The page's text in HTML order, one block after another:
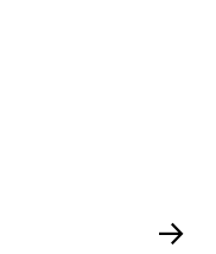
→